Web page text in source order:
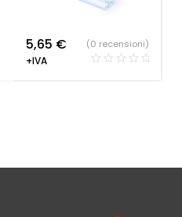
5,65 €
+IVA
(0 recensioni)